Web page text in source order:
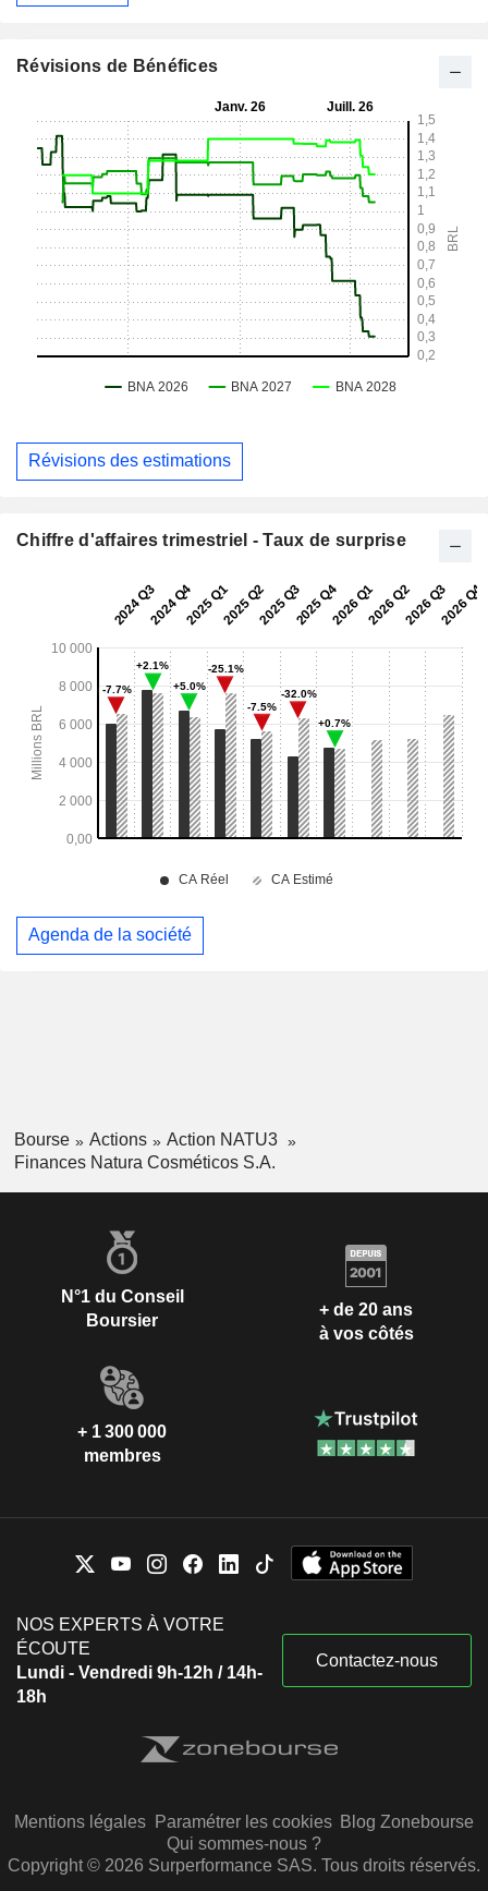
Révisions de Bénéfices
Révisions des estimations
Chiffre d'affaires trimestriel - Taux de surprise
Agenda de la société
Bourse Actions
Action NATU3
Finances Natura Cosméticos S.A.
N°1 du Conseil
Boursier
+ de 20 ans
à vos côtés
+ 1 300 000
membres
NOS EXPERTS À VOTRE
ÉCOUTE
Lundi - Vendredi 9h-12h / 14h-
18h
Contactez-nous
Mentions légales Paramétrer les cookies Blog Zonebourse
Qui sommes-nous ?
Copyright © 2026 Surperformance SAS. Tous droits réservés.